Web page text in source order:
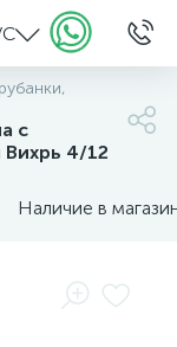
с
4/12
Наличие в